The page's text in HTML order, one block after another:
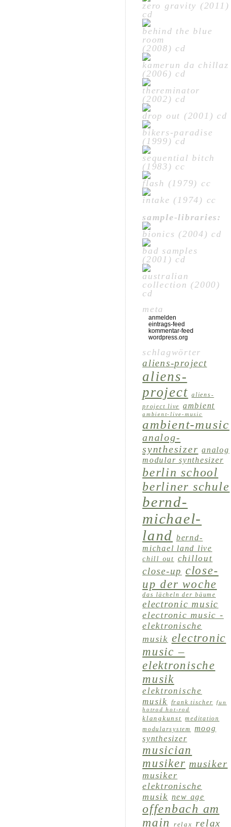
zero gravity (2011)
cd
behind the blue
room
(2008) cd
kamerun da chillaz
(2006) cd
thereminator
(2002) cd
drop out (2001) cd
bikers-paradise
(1999) cd
sequential bitch
(1983) cc
flash (1979) cc
intake (1974) cc
sample-libraries:
bionics (2004) cd
bad samples
(2001) cd
australian
collection (2000)
cd
meta
anmelden
eintrags-feed
kommentar-feed
wordpress.org
schlagwörter
aliens-project
aliens-
project
aliens-
project live
ambient
ambient-live-music
ambient-music
analog-
synthesizer analog
modular synthesizer
berlin school
berliner schule
bernd-
michael-
land bernd-
michael land live
chill out chillout
close-up close-
up der woche
das lächeln der bäume
electronic music
electronic music -
elektronische
musik electronic
music –
elektronische
musik
elektronische
musik
frank tischer fun
hotrod hot-rod
klangkunst meditation
modularsystem
moog
synthesizer
musician
musiker musiker
musiker
elektronische
musik new age
offenbach am
main
relax relax